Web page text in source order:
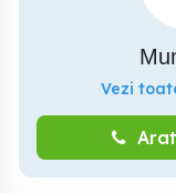
Vezi